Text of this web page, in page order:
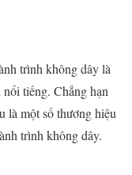
trình không dây là
tiếng. Chẳng hạn
là một số thương hiệu
trình không dây.